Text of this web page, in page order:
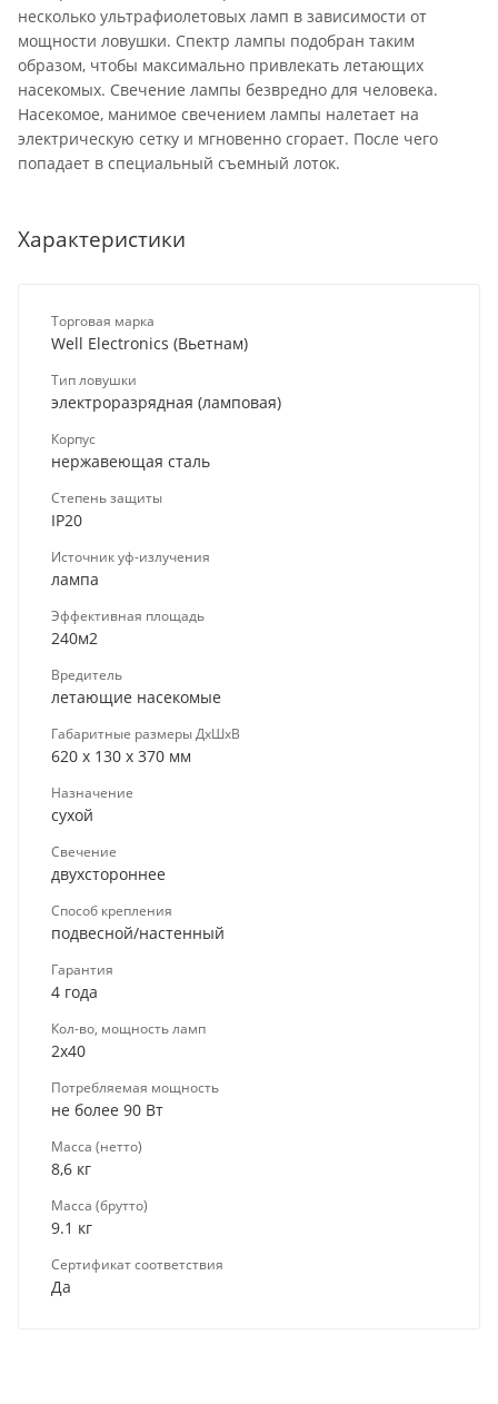
несколько ультрафиолетовых ламп в зависимости от
мощности ловушки. Спектр лампы подобран таким
образом, чтобы максимально привлекать летающих
насекомых. Свечение лампы безвредно для человека.
Насекомое, манимое свечением лампы налетает на
электрическую сетку и мгновенно сгорает. После чего
попадает в специальный съемный лоток.
Характеристики
Торговая марка
Well Electronics (Вьетнам)
Тип ловушки
электроразрядная (ламповая)
Корпус
нержавеющая сталь
Степень защиты
IP20
Источник уф-излучения
лампа
Эффективная площадь
240м2
Вредитель
летающие насекомые
Габаритные размеры ДхШхВ
620 x 130 x 370 мм
Назначение
сухой
Свечение
двухстороннее
Способ крепления
подвесной/настенный
Гарантия
4 года
Кол-во, мощность ламп
2x40
Потребляемая мощность
не более 90 Вт
Масса (нетто)
8,6 кг
Масса (брутто)
9.1 кг
Сертификат соответствия
Да